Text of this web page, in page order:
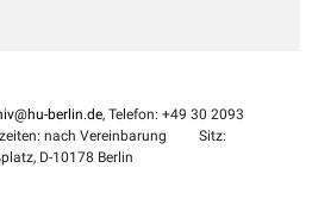
berlin.de, Telefon: +49 30 2093
nach Vereinbarung
Sitz:
D-10178 Berlin